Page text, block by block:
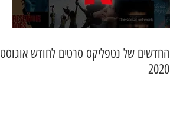
החדשים של נטפליקס סרטים לחודש אוגוסט
2020